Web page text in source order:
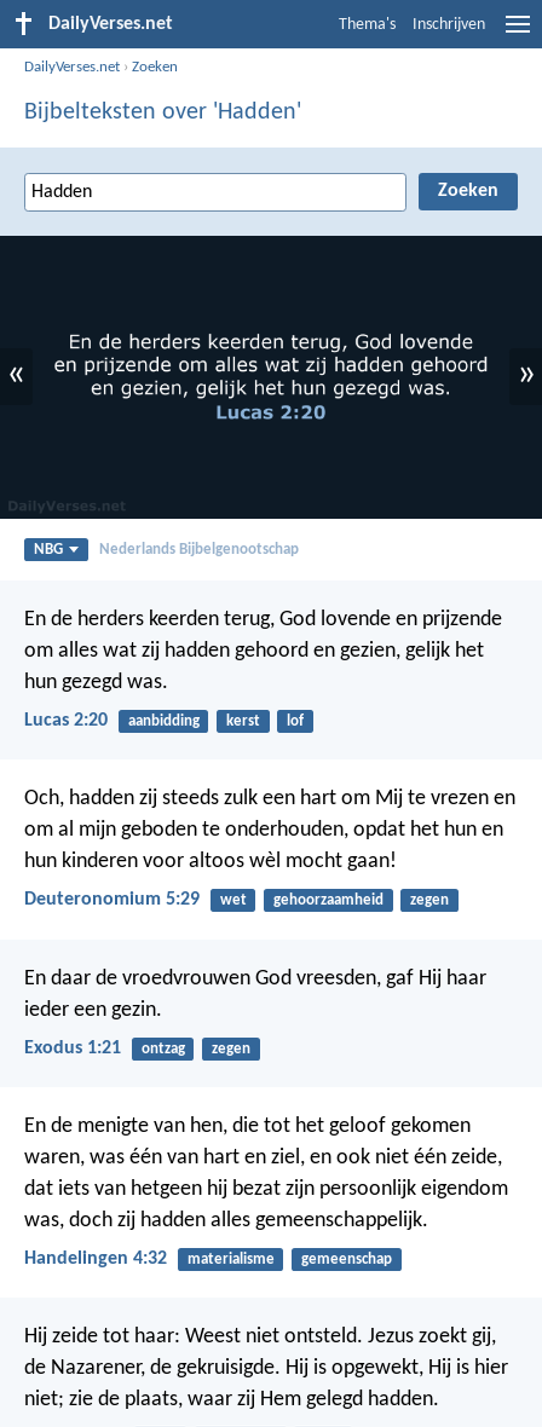
DailyVerses.net Thema's Inschrijven
DailyVerses.net ›Zoeken
Bijbelteksten over 'Hadden'
« »
NBG Nederlands Bijbelgenootschap
En de herders keerden terug, God lovende en prijzende
om alles wat zij hadden gehoord en gezien, gelijk het
hun gezegd was.
Lucas 2:20 aanbidding kerst lof
Och, hadden zij steeds zulk een hart om Mij te vrezen en
om al mijn geboden te onderhouden, opdat het hun en
hun kinderen voor altoos wèl mocht gaan!
Deuteronomium 5:29 wet gehoorzaamheid zegen
En daar de vroedvrouwen God vreesden, gaf Hij haar
ieder een gezin.
Exodus 1:21 ontzag zegen
En de menigte van hen, die tot het geloof gekomen
waren, was één van hart en ziel, en ook niet één zeide,
dat iets van hetgeen hij bezat zijn persoonlijk eigendom
was, doch zij hadden alles gemeenschappelijk.
Handelingen 4:32 materialisme gemeenschap
Hij zeide tot haar: Weest niet ontsteld. Jezus zoekt gij,
de Nazarener, de gekruisigde. Hij is opgewekt, Hij is hier
niet; zie de plaats, waar zij Hem gelegd hadden.